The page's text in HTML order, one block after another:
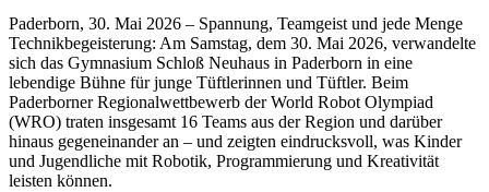
Paderborn, 30. Mai 2026 – Spannung, Teamgeist und jede Menge
Technikbegeisterung: Am Samstag, dem 30. Mai 2026, verwandelte
sich das Gymnasium Schloß Neuhaus in Paderborn in eine
lebendige Bühne für junge Tüftlerinnen und Tüftler. Beim
Paderborner Regionalwettbewerb der World Robot Olympiad
(WRO) traten insgesamt 16 Teams aus der Region und darüber
hinaus gegeneinander an – und zeigten eindrucksvoll, was Kinder
und Jugendliche mit Robotik, Programmierung und Kreativität
leisten können.